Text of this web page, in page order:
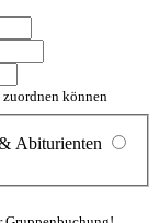
können
Abiturienten